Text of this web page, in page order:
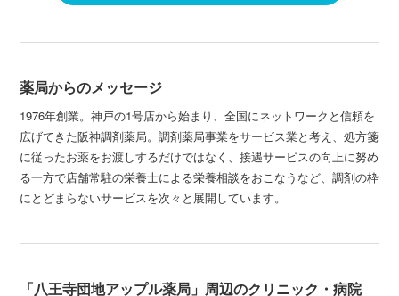
薬局からのメッセージ
1976年創業。神戸の1号店から始まり、全国にネットワークと信頼を
広げてきた阪神調剤薬局。調剤薬局事業をサービス業と考え、処方箋
に従ったお薬をお渡しするだけではなく、接遇サービスの向上に努め
る一方で店舗常駐の栄養士による栄養相談をおこなうなど、調剤の枠
にとどまらないサービスを次々と展開しています。
「八王寺団地アップル薬局」周辺のクリニック・病院